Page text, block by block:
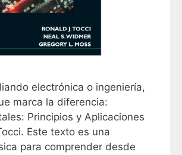
electrónica o ingeniería,
marca la diferencia:
Principios y Aplicaciones
Este texto es una
para comprender desde